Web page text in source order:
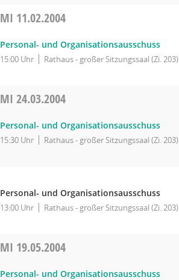
MI 11.02.2004
Personal- und Organisationsausschuss
15:00 Uhr Rathaus - großer Sitzungssaal (Zi. 203)
MI 24.03.2004
Personal- und Organisationsausschuss
15:30 Uhr Rathaus - großer Sitzungssaal (Zi. 203)
Personal- und Organisationsausschuss
13:00 Uhr Rathaus - großer Sitzungssaal (Zi. 203)
MI 19.05.2004
Personal- und Organisationsausschuss